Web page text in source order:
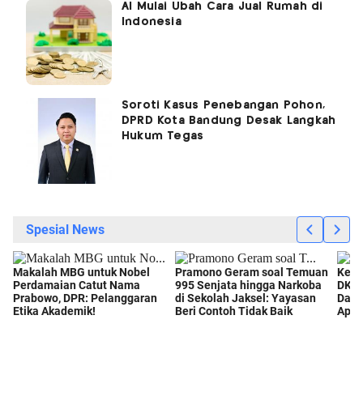
AI Mulai Ubah Cara Jual Rumah di
Indonesia
Soroti Kasus Penebangan Pohon,
DPRD Kota Bandung Desak Langkah
Hukum Tegas